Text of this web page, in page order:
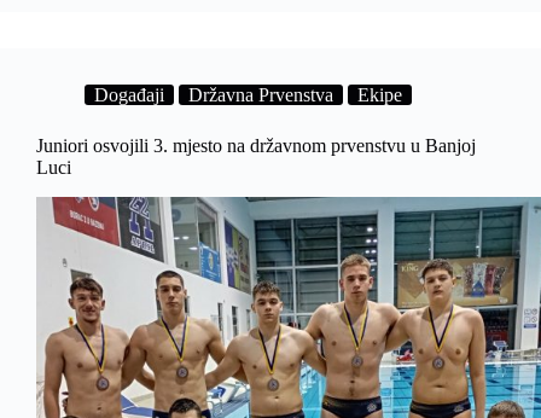
Događaji Državna Prvenstva Ekipe
Juniori osvojili 3. mjesto na državnom prvenstvu u Banjoj
Luci